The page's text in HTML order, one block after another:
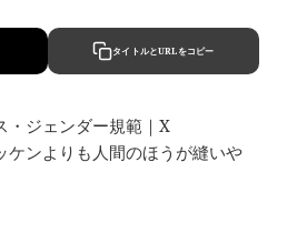
タイトルとURLをコピー
・ジェンダー規範｜X
ケンよりも人間のほうが縫いや